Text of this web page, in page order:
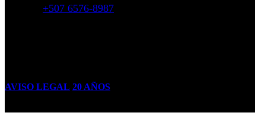
+507 6576-8987
AVISO LEGAL 20 AÑOS